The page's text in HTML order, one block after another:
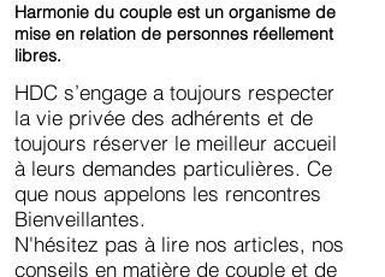
Harmonie du couple est un organisme de
mise en relation de personnes réellement
libres.
HDC s’engage a toujours respecter
la vie privée des adhérents et de
toujours réserver le meilleur accueil
à leurs demandes particulières. Ce
que nous appelons les rencontres
Bienveillantes.
N'hésitez pas à lire nos articles, nos
conseils en matière de couple et de